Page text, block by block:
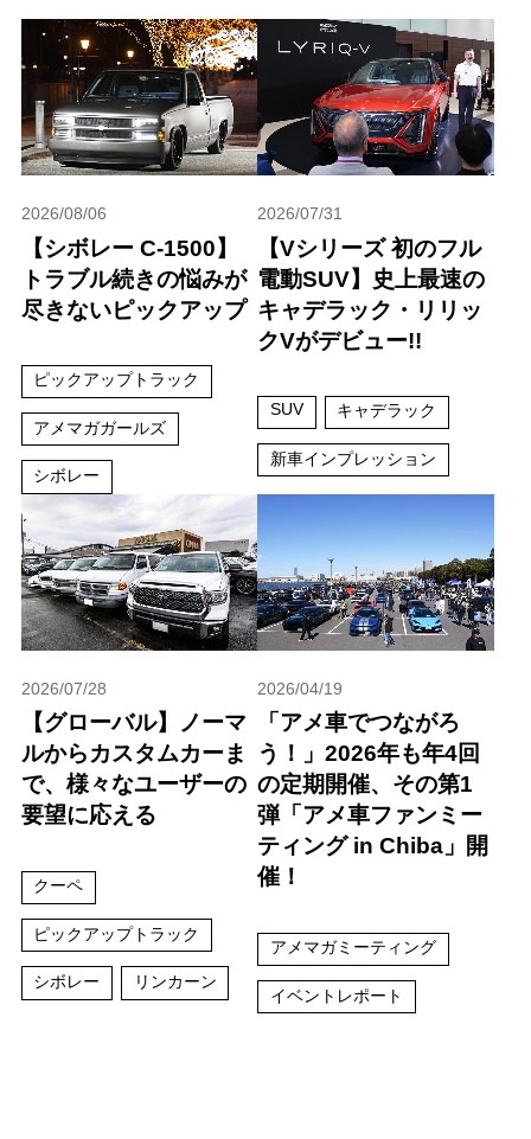
2026/08/06
【シボレー C-1500】
トラブル続きの悩みが
尽きないピックアップ
ピックアップトラック
アメマガガールズ
シボレー
2026/07/31
【Vシリーズ 初のフル
電動SUV】史上最速の
キャデラック・リリッ
クVがデビュー!!
SUV キャデラック
新車インプレッション
2026/07/28
【グローバル】ノーマ
ルからカスタムカーま
で、様々なユーザーの
要望に応える
クーペ
ピックアップトラック
シボレー リンカーン
2026/04/19
「アメ車でつながろ
う！」2026年も年4回
の定期開催、その第1
弾「アメ車ファンミー
ティング in Chiba」開
催！
アメマガミーティング
イベントレポート